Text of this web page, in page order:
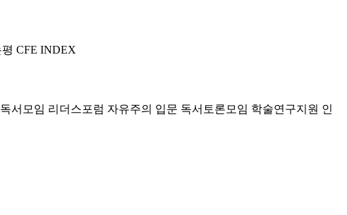
CFE INDEX
독서모임 리더스포럼 자유주의 입문 독서토론모임 학술연구지원 인